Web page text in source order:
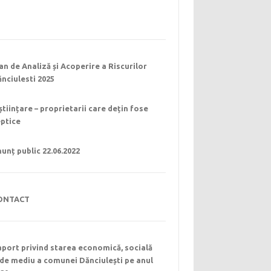
de Analiză și Acoperire a Riscurilor
2025
– proprietarii care dețin fose
public 22.06.2022
privind starea economică, socială
mediu a comunei Dănciulești pe anul